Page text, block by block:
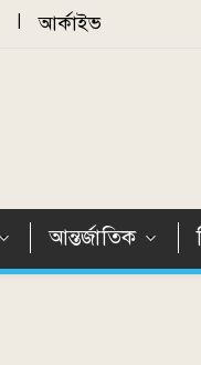
আর্কাইভ
আন্তর্জাতিক